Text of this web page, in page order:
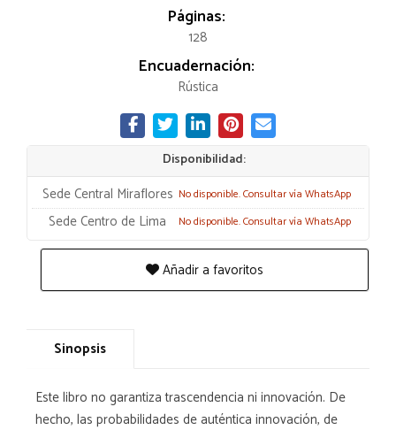
Páginas:
128
Encuadernación:
Rústica
Disponibilidad:
Sede Central Miraflores No disponible. Consultar vía WhatsApp
Sede Centro de Lima No disponible. Consultar vía WhatsApp
Añadir a favoritos
Sinopsis
Este libro no garantiza trascendencia ni innovación. De
hecho, las probabilidades de auténtica innovación, de